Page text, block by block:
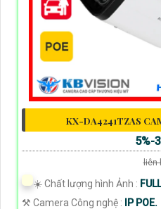
KX-DA4241TZAS
5%-
liên
☀️ Chất lượng hình Ảnh :
⚒ Camera Công nghệ :
IP POE.